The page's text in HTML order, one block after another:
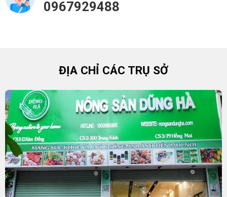
0967929488
ĐỊA CHỈ CÁC TRỤ SỞ